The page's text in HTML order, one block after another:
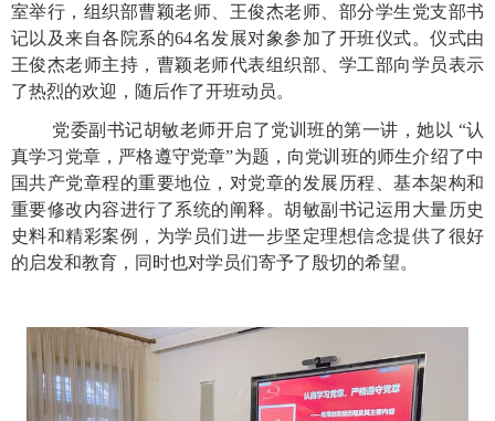
室举行，组织部曹颖老师、王俊杰老师、部分学生党支部书
记以及来自各院系的64名发展对象参加了开班仪式。仪式由
王俊杰老师主持，曹颖老师代表组织部、学工部向学员表示
了热烈的欢迎，随后作了开班动员。
党委副书记胡敏老师开启了党训班的第一讲，她以 “认
真学习党章，严格遵守党章”为题，向党训班的师生介绍了中
国共产党章程的重要地位，对党章的发展历程、基本架构和
重要修改内容进行了系统的阐释。胡敏副书记运用大量历史
史料和精彩案例，为学员们进一步坚定理想信念提供了很好
的启发和教育，同时也对学员们寄予了殷切的希望。